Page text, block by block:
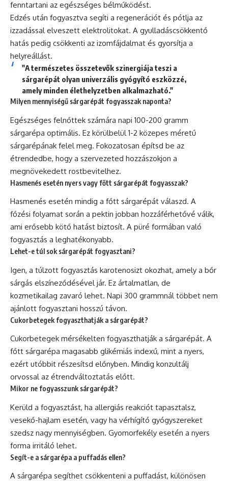
fenntartani az egészséges bélműködést.
Edzés után fogyasztva segíti a regenerációt és pótlja az
izzadással elveszett elektrolitokat. A gyulladáscsökkentő
hatás pedig csökkenti az izomfájdalmat és gyorsítja a
helyreállást.
"A természetes összetevők szinergiája teszi a
sárgarépát olyan univerzális gyógyító eszközzé,
amely minden élethelyzetben alkalmazható."
Milyen mennyiségű sárgarépát fogyasszak naponta?
Egészséges felnőttek számára napi 100-200 gramm
sárgarépa optimális. Ez körülbelül 1-2 közepes méretű
sárgarépának felel meg. Fokozatosan építsd be az
étrendedbe, hogy a szervezeted hozzászokjon a
megnövekedett rostbevitelhez.
Hasmenés esetén nyers vagy főtt sárgarépát fogyasszak?
Hasmenés esetén mindig a főtt sárgarépát válaszd. A
főzési folyamat során a pektin jobban hozzáférhetővé válik,
ami erősebb kötő hatást biztosít. A püré formában való
fogyasztás a leghatékonyabb.
Lehet-e túl sok sárgarépát fogyasztani?
Igen, a túlzott fogyasztás karotenosizt okozhat, amely a bőr
sárgás elszíneződésével jár. Ez ártalmatlan, de
kozmetikailag zavaró lehet. Napi 300 grammnál többet nem
ajánlott fogyasztani hosszú távon.
Cukorbetegek fogyaszthatják a sárgarépát?
Cukorbetegek mérsékelten fogyaszthatják a sárgarépát. A
főtt sárgarépa magasabb glikémiás indexű, mint a nyers,
ezért utóbbit részesítsd előnyben. Mindig konzultálj
orvossal az étrendváltoztatás előtt.
Mikor ne fogyasszunk sárgarépát?
Kerüld a fogyasztást, ha allergiás reakciót tapasztalsz,
vesekő-hajlam esetén, vagy ha vérhígító gyógyszereket
szedsz nagy mennyiségben. Gyomorfekély esetén a nyers
forma irritáló lehet.
Segít-e a sárgarépa a puffadás ellen?
A sárgarépa segíthet csökkenteni a puffadást, különösen